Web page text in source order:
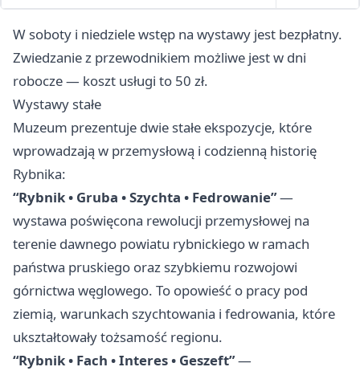
W soboty i niedziele wstęp na wystawy jest bezpłatny.
Zwiedzanie z przewodnikiem możliwe jest w dni
robocze — koszt usługi to 50 zł.
Wystawy stałe
Muzeum prezentuje dwie stałe ekspozycje, które
wprowadzają w przemysłową i codzienną historię
Rybnika:
“Rybnik • Gruba • Szychta • Fedrowanie”—
wystawa poświęcona rewolucji przemysłowej na
terenie dawnego powiatu rybnickiego w ramach
państwa pruskiego oraz szybkiemu rozwojowi
górnictwa węglowego. To opowieść o pracy pod
ziemią, warunkach szychtowania i fedrowania, które
ukształtowały tożsamość regionu.
“Rybnik • Fach • Interes • Geszeft”—